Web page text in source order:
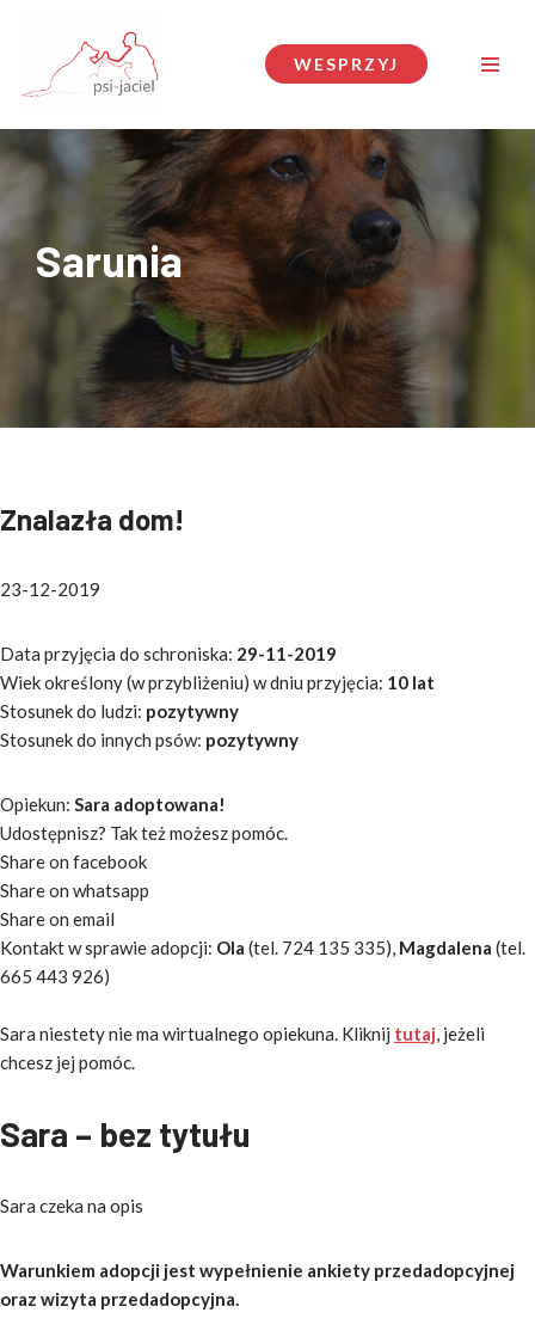
Przejdź
do
WESPRZYJ
Sarunia
Znalazła dom!
23-12-2019
Data przyjęcia do schroniska: 29-11-2019
Wiek określony (w przybliżeniu) w dniu przyjęcia: 10 lat
Stosunek do ludzi: pozytywny
Stosunek do innych psów: pozytywny
Opiekun: Sara adoptowana!
Udostępnisz? Tak też możesz pomóc.
Share on facebook
Share on whatsapp
Share on email
Kontakt w sprawie adopcji: Ola (tel. 724 135 335), Magdalena (tel.
665 443 926)
Sara niestety nie ma wirtualnego opiekuna. Kliknij tutaj, jeżeli
chcesz jej pomóc.
Sara – bez tytułu
Sara czeka na opis
Warunkiem adopcji jest wypełnienie ankiety przedadopcyjnej
oraz wizyta przedadopcyjna.